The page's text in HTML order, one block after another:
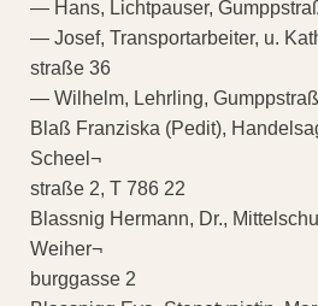
— Hans, Lichtpauser,
— Josef, Transportarbeiter, u.
straße 36
— Wilhelm, Lehrling,
Blaß Franziska (Pedit),
Scheel¬
straße 2, T 786 22
Blassnig Hermann, Dr.,
Weiher¬
burggasse 2